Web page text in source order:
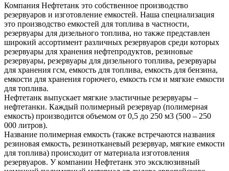
Компания Нефтетанк это собственное производство
резервуаров и изготовление емкостей. Наша специализация
это производство емкостей для топлива в частности,
резервуары для дизельного топлива, но также представлен
широкий ассортимент различных резервуаров среди которых
резервуары для хранения нефтепродуктов, резиновые
резервуары, резервуары для дизельного топлива, резервуары
для хранения гсм, емкость для топлива, емкость для бензина,
емкости для хранения горючего, емкость гсм и мягкие емкости
для топлива.
Нефтетанк выпускает мягкие эластичные резервуары –
нефтетанки. Каждый полимерный резервуар (полимерная
емкость) производится объемом от 0,5 до 250 м3 (500 – 250
000 литров).
Название полимерная емкость (также встречаются названия
резиновая емкость, резинотканевый резервуар, мягкие емкости
для топлива) происходит от материала изготовления
резервуаров. У компании Нефтетанк это эксклюзивный